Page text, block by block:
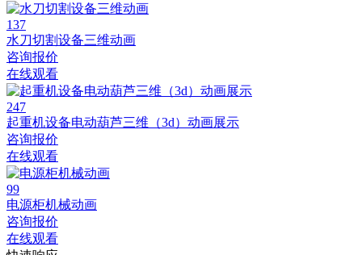
137
水刀切割设备三维动画
咨询报价
在线观看
247
起重机设备电动葫芦三维（3d）动画展示
咨询报价
在线观看
99
电源柜机械动画
咨询报价
在线观看